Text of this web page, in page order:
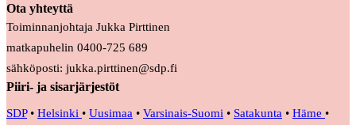
Ota yhteyttä
Toiminnanjohtaja Jukka Pirttinen
matkapuhelin 0400-725 689
sähköposti: jukka.pirttinen@sdp.fi
Piiri- ja sisarjärjestöt
SDP• Helsinki • Uusimaa • Varsinais-Suomi • Satakunta • Häme •